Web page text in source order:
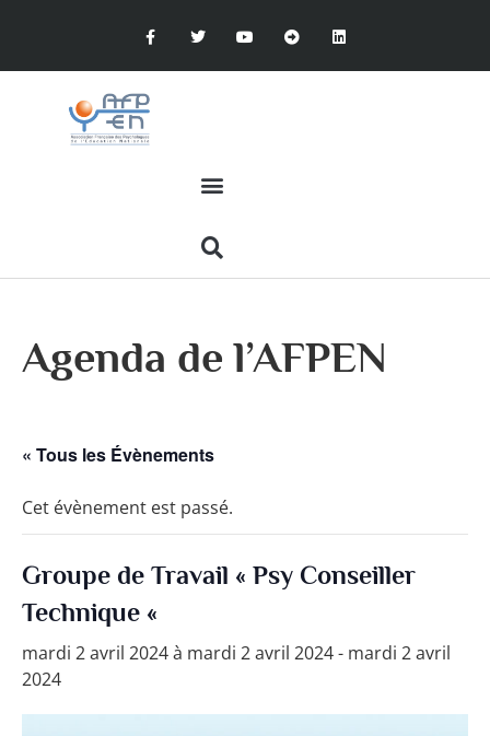
Agenda de l’AFPEN
« Tous les Évènements
Cet évènement est passé.
Groupe de Travail « Psy Conseiller
Technique «
mardi 2 avril 2024 à mardi 2 avril 2024- mardi 2 avril
2024